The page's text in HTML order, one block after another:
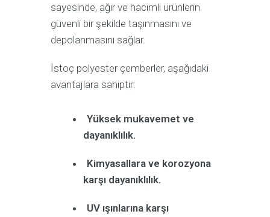
sayesinde, ağır ve hacimli ürünlerin
güvenli bir şekilde taşınmasını ve
depolanmasını sağlar.
İstoç polyester çemberler, aşağıdaki
avantajlara sahiptir:
Yüksek mukavemet ve
dayanıklılık.
Kimyasallara ve korozyona
karşı dayanıklılık.
UV ışınlarına karşı